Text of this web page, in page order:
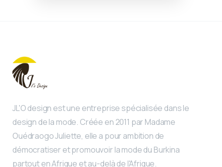
JL'O design est une entreprise spécialisée dans le
design de la mode. Créée en 2011 par Madame
Ouédraogo Juliette, elle a pour ambition de
démocratiser et promouvoir la mode du Burkina
partout en Afrique et au-delà de l'Afrique.